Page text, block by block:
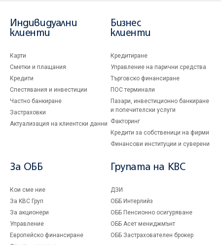
Индивидуални
клиенти
Карти
Сметки и плащания
Кредити
Спестявания и инвестиции
Частно банкиране
Застраховки
Актуализация на клиентски данни
Бизнес
клиенти
Кредитиране
Управление на парични средства
Търговско финансиране
ПОС терминали
Пазари, инвестиционно банкиране
и попечителски услуги
Факторинг
Кредити за собственици на фирми
Финансови институции и суверени
За ОББ
Кои сме ние
За KBC Груп
За акционери
Управление
Европейско финансиране
Групата на KBC
ДЗИ
ОББ Интерлийз
ОББ Пенсионно осигуряване
ОББ Асет мениджмънт
ОББ Застрахователен брокер